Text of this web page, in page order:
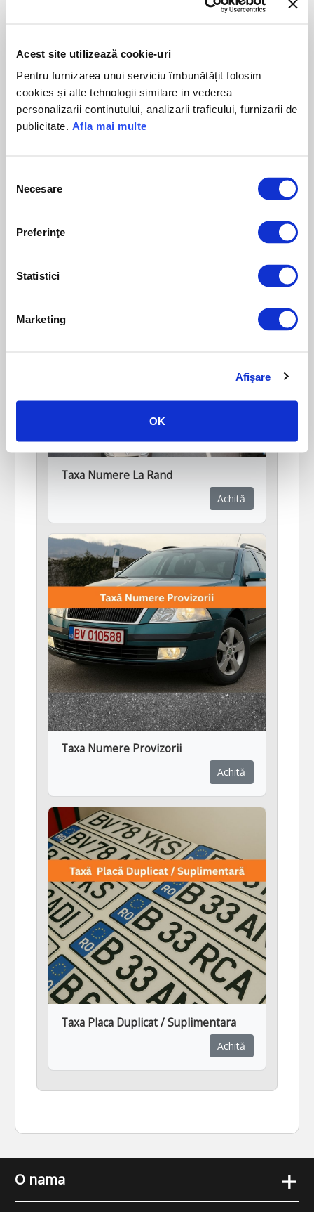
Acest site utilizează cookie-uri
Pentru furnizarea unui serviciu îmbunătățit folosim
cookies și alte tehnologii similare in vederea
personalizarii continutului, analizarii traficului, furnizarii de
publicitate. Afla mai multe
consimțământului
Necesare
Preferinţe
Statistici
Marketing
Afişare
OK
Taxa Numere La Rand
Achită
Taxa Numere Provizorii
Achită
Taxa Placa Duplicat / Suplimentara
Achită
O nama
+